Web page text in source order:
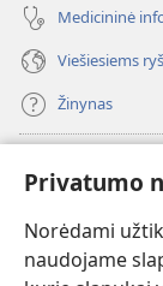
Privatumo
Norėdami
naudojame
Medicininė
Viešiesiems
Žinynas
(atsiveria
naujas
langas)Sargybos
(atsiveria
naujas
®